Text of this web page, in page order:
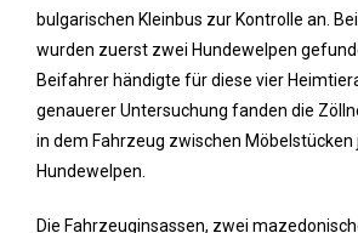
bulgarischen Kleinbus zur Kontrolle an.
wurden zuerst zwei Hundewelpen
Beifahrer händigte für diese vier
genauerer Untersuchung fanden die
in dem Fahrzeug zwischen
Hundewelpen.
Die Fahrzeuginsassen, zwei